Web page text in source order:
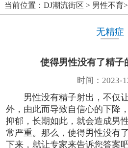
当前位置： DJ潮流街区 > 男性不育>
无精症
使得男性没有了精子
时间：2023-
男性没有精子射出，不仅
外，由此而导致自信心的下降
抑郁，长期如此，就会造成男
常严重。那么，使得男性没有
下来，就让专家来告诉您答案吧